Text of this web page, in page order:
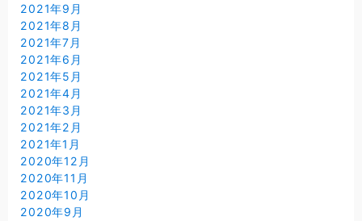
2021年9月
2021年8月
2021年7月
2021年6月
2021年5月
2021年4月
2021年3月
2021年2月
2021年1月
2020年12月
2020年11月
2020年10月
2020年9月